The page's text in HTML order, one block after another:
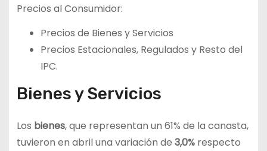
Precios al Consumidor:
Precios de Bienes y Servicios
Precios Estacionales, Regulados y Resto del
IPC.
Bienes y Servicios
Los bienes, que representan un 61% de la canasta,
tuvieron en abril una variación de 3,0%respecto